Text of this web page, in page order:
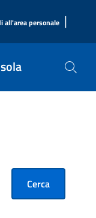
all'area personale |
Cerca